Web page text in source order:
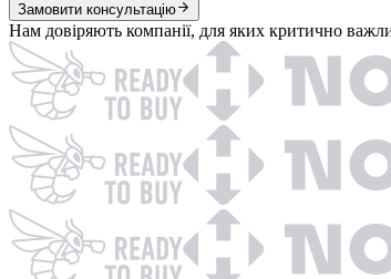
Замовити консультацію
Нам довіряють компанії, для яких критично